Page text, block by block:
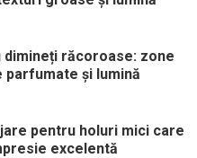
dimineți răcoroase: zone
parfumate și lumină
pentru holuri mici care
excelentă